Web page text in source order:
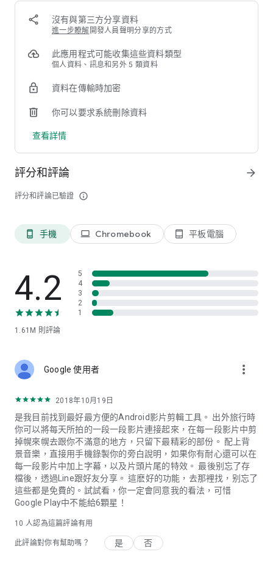
至 YouTube 、Instagram、Tik Tok和Facebook等社群，成為社
群平台的明日之星。
• 支援4K 影片編輯與輸出*
• 透過速度調節製作快轉或慢動作影片
• 套用動態文字標題製作吸睛的片頭
• 利用綠幕編輯中的色度去背隨意更換背景，打造夢幻的影片場
• 透過疊加和混合模式創作令人驚豔的多重曝光效果
• 一鍵分享影片至YouTube和Facebook邀請朋友觀看
的透明度、旋轉角度及位置。
🔥最精準的影片剪輯 & 最豐富的影片特效
• 精準控制亮度、顏色和飽和度
• 輕鬆拖曳及可套用特效與酷炫轉場
• 新增行動裝置上錄製語音旁白的內建編輯器
• 使用PiP子母畫面快速組合與剪輯影片與圖片*
• 免費享有數百種免費影片範本、濾鏡特效與背景音樂及音效
• 套用上千款影片範本製作吸睛片頭
*僅支援有限裝置
👑享有尊爵版中無限更新功能與擴充內容福利
彈性的訂閱制，無限制使用所有專業工具：
• 可商用的免版稅媒體庫內容（包含音樂、貼圖、素材、音效）
• 無廣告干擾
• 無限享有來自iStock by Getty Images 的免版稅庫存素材資
源，利用數百萬個影片、圖像和音樂素材，製作出專業級影片專
案，揮灑創意不受限！
還在等什麼？立即試用威力導演，體驗行動裝置上最豐富的影片
編輯工具。
在Instagram上尋找靈感: @powerdirector_app
沒有與第三方分享資料
進一步瞭解 開發人員聲明分享的方式
此應用程式可能收集這些資料類型
個人資料、訊息和另外 5 類資料
資料在傳輸時加密
你可以要求系統刪除資料
查看詳情
評分和評論
評分和評論已驗證 info_outline
arrow_forward
phone_android 手機 laptop Chromebook tablet_android 平板電腦
4.2
1.61M 則評論
5
4
3
2
1
Google 使用者 more_vert
2018年10月19日
是我目前找到最好最方便的Android影片剪輯工具。 出外旅行時
你可以將每天所拍的一段一段影片連接起來，在每一段影片中剪
掉幌來幌去跟你不滿意的地方，只留下最精彩的部份。 配上背
景音樂，直接用手機錄製你的旁白說明，如果你有耐心還可以在
每一段影片中加上字幕，以及片頭片尾的特效。 最後别忘了存
檔後，透過Line跟好友分享。 這麽好的功能，去那裡找，别忘了
這些都是免費的。試試看，你一定會同意我的看法，可惜
Google Play中不能給6顆星！
10 人認為這篇評論有用
此評論對你有幫助嗎？ 是 否